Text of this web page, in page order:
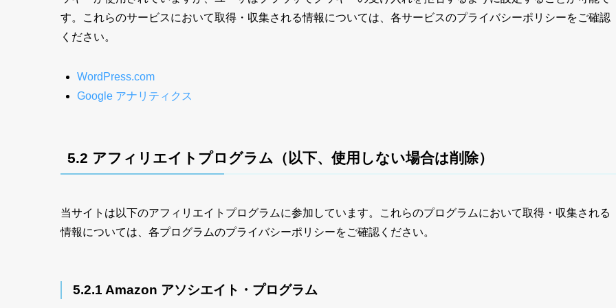
す。これらのサービスにおいて取得・収集される情報については、各サービスのプライバシーポリシーをご確認
ください。
WordPress.com
Google アナリティクス
5.2 アフィリエイトプログラム（ 以下、使用しない場合は削除）
当サイトは以下のアフィリエイトプログラムに参加しています。これらのプログラムにおいて取得・収集される
情報については、各プログラムのプライバシーポリシーをご確認ください。
5.2.1 Amazon アソシエイト・プログラム